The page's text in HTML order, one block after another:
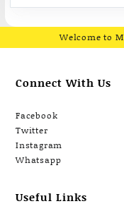
Welcome to
Connect With Us
Facebook
Twitter
Instagram
Whatsapp
Useful Links